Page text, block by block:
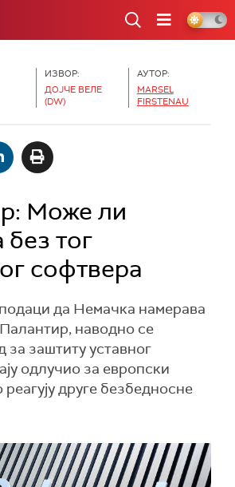
ИЗВОР:
ДОЈЧЕ ВЕЛЕ
(DW)
АУТОР:
MARSEL
FIRSTENAU
Може ли
тог
софтвера
да Немачка намерава
наводно се
за заштиту уставног
одлучио за европски
друге безбедносне